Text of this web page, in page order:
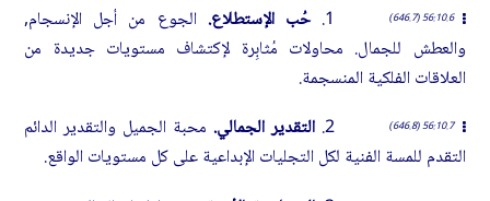
56:10.6 (646.7)
1. حُب الإستطلاع. الجوع من أجل الإنسجام,
والعطش للجمال. محاولات مُثابِرة لإكتشاف مستويات جديدة من
العلاقات الفلكية المنسجمة.
56:10.7 (646.8)
2. التقدير الجمالي. محبة الجميل والتقدير الدائم
التقدم للمسة الفنية لكل التجليات الإبداعية على كل مستويات الواقع.